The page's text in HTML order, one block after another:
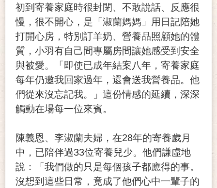
初到寄養家庭時很封閉、不敢說話、反應很
慢，很不開心，是「淑蘭媽媽」用日記陪她
打開心房，特別訂羊奶、營養品照顧她的體
質，小羽有自己間專屬房間讓她感受到安全
與被愛。「即使已成年結案八年，寄養家庭
每年仍邀我回家過年，還會送我營養品。他
們從來沒忘記我。」這份情感的延續，深深
觸動在場每一位來賓。
陳義恩、李淑蘭夫婦，在28年的寄養歲月
中，已陪伴過33位寄養兒少。他們謙虛地
說：「我們做的只是每個孩子都應得的事。
沒想到這些日常，竟成了他們心中一輩子的